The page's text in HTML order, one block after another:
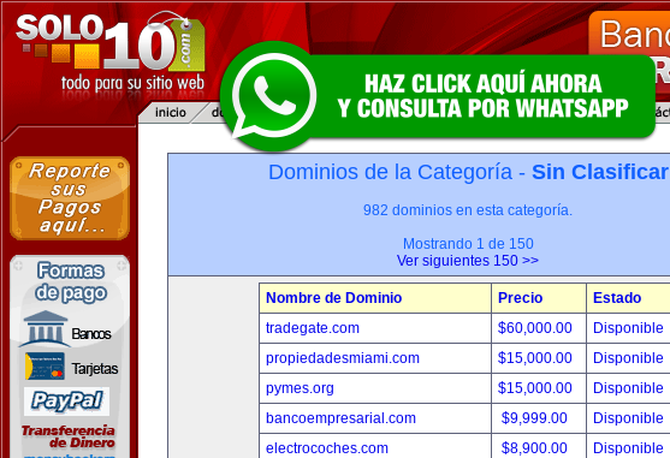
Dominios de la Categoría - Sin Clasificar
982 dominios en esta categoría.
Mostrando 1 de 150
Ver siguientes 150 >>
Nombre de Dominio Precio
Estado
tradegate.com
$60,000.00
Disponible
propiedadesmiami.com
$15,000.00
Disponible
pymes.org
$15,000.00
Disponible
bancoempresarial.com
$9,999.00
Disponible
electrocoches.com
$8,900.00
Disponible